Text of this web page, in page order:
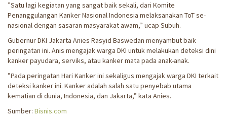
”Satu lagi kegiatan yang sangat baik sekali, dari Komite
Penanggulangan Kanker Nasional Indonesia melaksanakan ToT se-
nasional dengan sasaran masyarakat awam,” ucap Subuh.
Gubernur DKI Jakarta Anies Rasyid Baswedan menyambut baik
peringatan ini. Anis mengajak warga DKI untuk melakukan deteksi dini
kanker payudara, serviks, atau kanker mata pada anak-anak.
”Pada peringatan Hari Kanker ini sekaligus mengajak warga DKI terkait
deteksi kanker ini. Kanker adalah salah satu penyebab utama
kematian di dunia, Indonesia, dan Jakarta,” kata Anies.
Sumber: Bisnis.com